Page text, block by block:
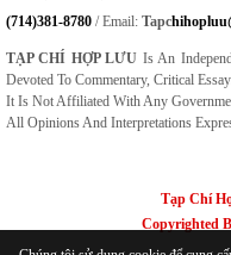
(714)381-8780 / Email: Tapc
TẠP CHÍ HỢP LƯU Is An
Devoted To Commentary, Critical
It Is Not Affiliated With Any
All Opinions And Interpretations
Tạp Chí
Copyrighted